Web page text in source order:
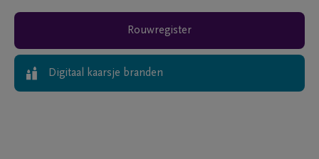
Rouwregister
Digitaal kaarsje branden